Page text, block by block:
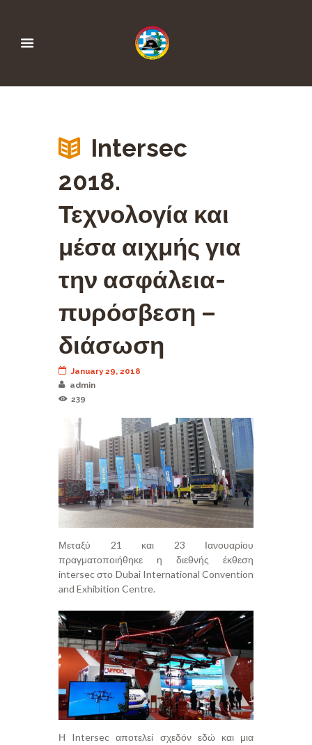
Intersec
2018.
Τεχνολογία και
μέσα αιχμής για
την ασφάλεια-
πυρόσβεση –
διάσωση
January 29, 2018
admin
239
Μεταξύ 21 και 23 Ιανουαρίου
πραγματοποιήθηκε η διεθνής έκθεση
intersec στο Dubai International Convention
and Exhibition Centre.
Η Intersec αποτελεί σχεδόν εδώ και μια